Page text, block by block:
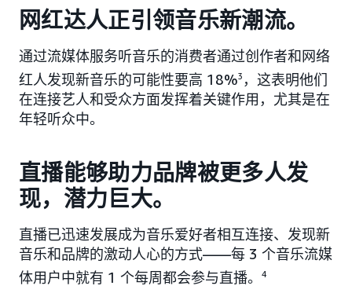
网红达人正引领音乐新潮流。
通过流媒体服务听音乐的消费者通过创作者和网络
红人发现新音乐的可能性要高 18%3 ，这表明他们
在连接艺人和受众方面发挥着关键作用，尤其是在
年轻听众中。
直播能够助力品牌被更多人发
现，潜力巨大。
直播已迅速发展成为音乐爱好者相互连接、发现新
音乐和品牌的激动人心的方式——每 3 个音乐流媒
体用户中就有 1 个每周都会参与直播。
4